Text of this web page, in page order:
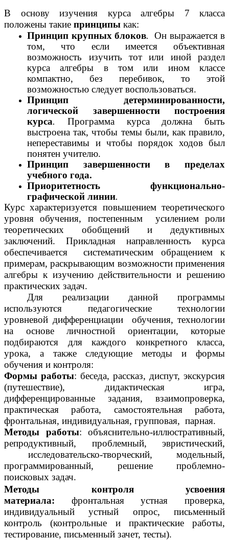
В основу изучения курса алгебры 7 класса
положены такие принципы как:
Принцип крупных блоков.Он выражается в
том, что если имеется объективная
возможность изучить тот или иной раздел
курса алгебры
в том или ином классе
компактно, без перебивок, то этой
возможностью следует воспользоваться.
Принцип детерминированности,
логической завершенности построения
курса.
Программа курса должна быть
выстроена так, чтобы темы были, как правило,
непереставимы и чтобы порядок ходов был
понятен учителю.
Принцип завершенности в пределах
учебного года.
Приоритетность функционально-
графической линии.
Курс характеризуется повышением теоретического
уровня обучения, постепенным усилением роли
теоретических обобщений и дедуктивных
заключений. Прикладная направленность курса
обеспечивается систематическим обращением к
примерам, раскрывающим возможности применения
алгебры к изучению действительности и решению
практических задач.
Для реализации данной программы
используются педагогические технологии
уровневой дифференциации обучения, технологии
на основе личностной ориентации, которые
подбираются для каждого конкретного класса,
урока, а также следующие методы и формы
обучения и контроля:
Формы работы: беседа, рассказ, диспут, экскурсия
(путешествие), дидактическая игра,
дифференцированные задания, взаимопроверка,
практическая работа, самостоятельная работа,
фронтальная, индивидуальная, групповая, парная.
Методы работы: объяснительно-иллюстративный,
репродуктивный, проблемный, эвристический,
исследовательско-творческий, модельный,
программированный, решение проблемно-
поисковых задач.
Методы контроля усвоения
материала: фронтальная устная проверка,
индивидуальный устный опрос, письменный
контроль (контрольные и практические работы,
тестирование, письменный зачет, тесты).